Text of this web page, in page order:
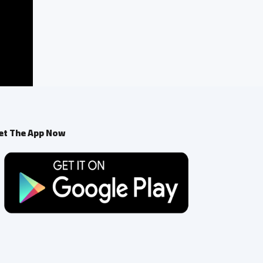
The App Now